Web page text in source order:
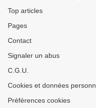
Top articles
Pages
Contact
Signaler un abus
C.G.U.
Cookies et données
Préférences cookies